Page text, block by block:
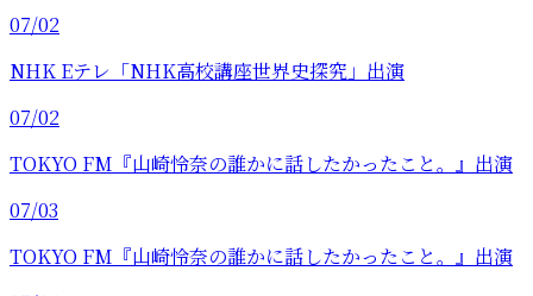
07/02
NHK Eテレ「NHK高校講座世界史探究」出演
07/02
TOKYO FM『山崎怜奈の誰かに話したかったこと。』出演
07/03
TOKYO FM『山崎怜奈の誰かに話したかったこと。』出演